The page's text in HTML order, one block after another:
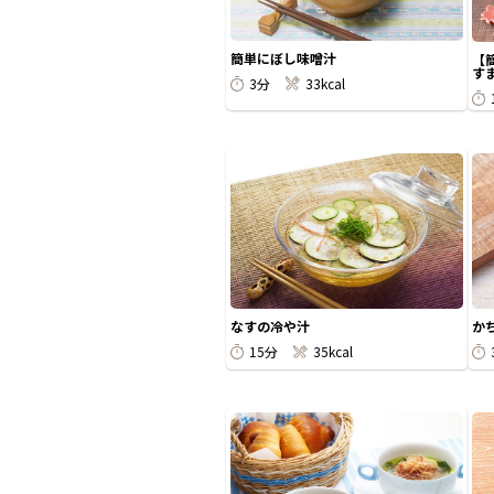
簡単にぼし味噌汁
3分
33kcal
す
なすの冷や汁
15分
35kcal
か